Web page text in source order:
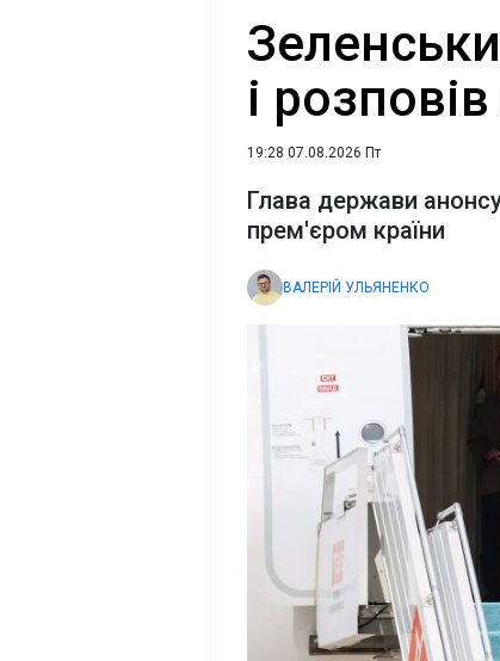
і
19:28 07.08.2026 Пт
Глава держави
прем'єром країни
ВАЛЕРІЙ УЛЬЯНЕНКО